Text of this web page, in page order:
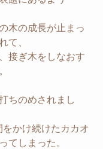
木の成長が止まっ
て、
接ぎ木をしなおす
ちのめされまし
かけ続けたカカオ
てしまった。